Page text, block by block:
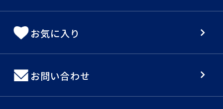
お気に入り
お問い合わせ